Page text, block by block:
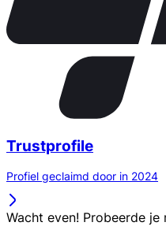
Trustprofile
Profiel geclaimd door in 2024
Wacht even! Probeerde